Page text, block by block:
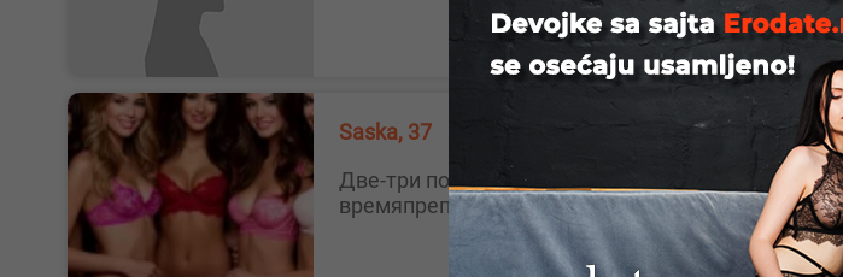
Saska, 37
Две-три подружки хотят познакомиться и дружить с двумя-тремя парнями для приятного общения и совместного
времяпрепровождения